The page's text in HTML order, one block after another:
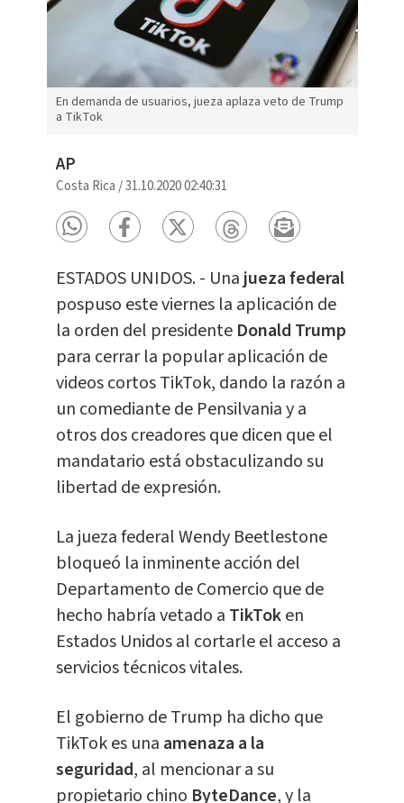
En demanda de usuarios, jueza aplaza veto de Trump
a TikTok
AP
Costa Rica /31.10.2020 02:40:31
ESTADOS UNIDOS. - Unajueza federal
pospuso este viernes la aplicación de
la orden del presidente Donald Trump
para cerrar la popular aplicación de
videos cortos TikTok, dando la razón a
un comediante de Pensilvania y a
otros dos creadores que dicen que el
mandatario está obstaculizando su
libertad de expresión.
La jueza federal Wendy Beetlestone
bloqueó la inminente acción del
Departamento de Comercio que de
hecho habría vetado a TikToken
Estados Unidos al cortarle el acceso a
servicios técnicos vitales.
El gobierno de Trump ha dicho que
TikTok es una amenaza a la
seguridad, al mencionar a su
propietario chino ByteDance, y la